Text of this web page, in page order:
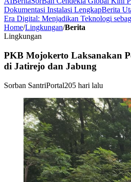
Dokumentasi Instalasi LengkapBerita
Era Digital: Menjadikan Teknologi
Home/Lingkungan/Berita
Lingkungan
PKB Mojokerto Laksanakan
di Jatirejo dan Jabung
Sorban SantriPortal205 hari lalu